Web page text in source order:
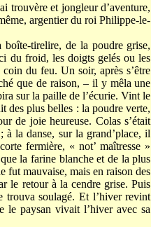
trouvère et jongleur d’aventure,
argentier du roi Philippe-le-
boîte-tirelire, de la poudre grise,
du froid, les doigts gelés ou les
du feu. Un soir, après s’être
que de raison, – il y mêla une
sur la paille de l’écurie. Vint le
des plus belles : la poudre verte,
de joie heureuse. Colas s’était
la danse, sur la grand’place, il
fermière, « not’ maîtresse »
la farine blanche et de la plus
fut mauvaise, mais en raison des
le retour à la cendre grise. Puis
trouva soulagé. Et l’hiver revint
le paysan vivait l’hiver avec sa